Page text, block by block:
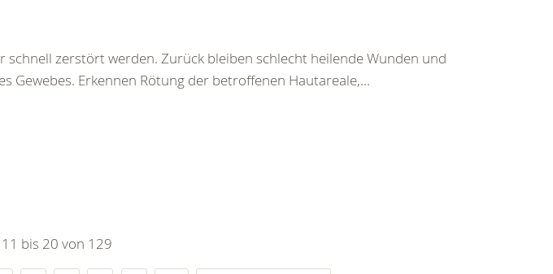
schnell zerstört werden. Zurück bleiben schlecht heilende Wunden und
Gewebes. Erkennen Rötung der betroffenen Hautareale,...
bis 20 von 129